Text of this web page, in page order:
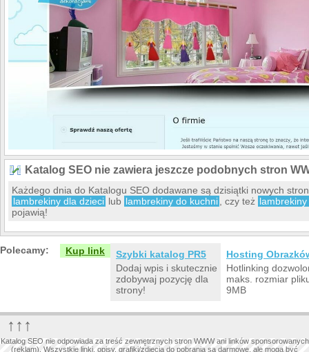
Katalog SEO nie zawiera jeszcze podobnych stron
Każdego dnia do Katalogu SEO dodawane są dzisiątki nowych
lambrekiny dla dzieci lub lambrekiny do kuchni , czy też
pojawią!
Polecamy: Kup link
Szybki katalog PR5
Dodaj wpis i skutecznie
zdobywaj pozycję dla
strony!
Hosting
Hotlinking
maks. rozmiar
9MB
↑↑↑
Katalog SEO nie odpowiada za treść zewnętrznych stron WWW ani linków sponsorowanych
(reklam). Wszystkie linki, opisy, grafiki/zdjęcia do pobrania są darmowe, ale mogą być